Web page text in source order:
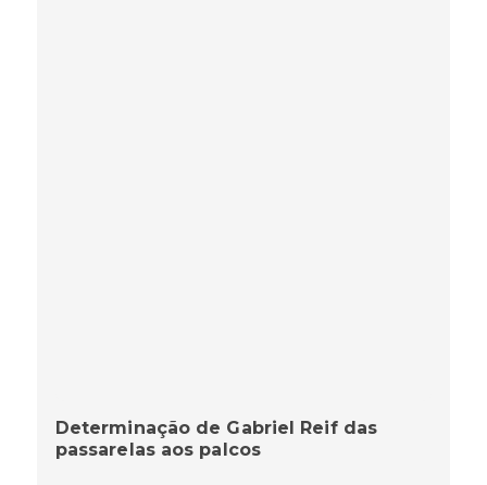
Determinação de Gabriel Reif das
passarelas aos palcos